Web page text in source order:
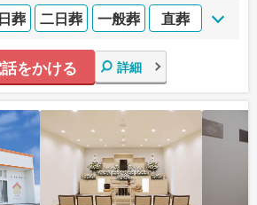
葬 二日葬 一般葬 直葬
をかける 詳細